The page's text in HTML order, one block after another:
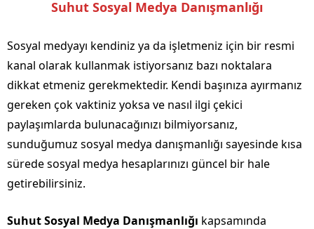
Suhut Sosyal Medya Danışmanlığı
Sosyal medyayı kendiniz ya da işletmeniz için bir resmi
kanal olarak kullanmak istiyorsanız bazı noktalara
dikkat etmeniz gerekmektedir. Kendi başınıza ayırmanız
gereken çok vaktiniz yoksa ve nasıl ilgi çekici
paylaşımlarda bulunacağınızı bilmiyorsanız,
sunduğumuz sosyal medya danışmanlığı sayesinde kısa
sürede sosyal medya hesaplarınızı güncel bir hale
getirebilirsiniz.
Suhut Sosyal Medya Danışmanlığı kapsamında